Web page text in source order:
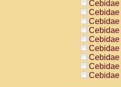
Cebidae
Cebidae
Cebidae
Cebidae
Cebidae
Cebidae
Cebidae
Cebidae
Cebidae